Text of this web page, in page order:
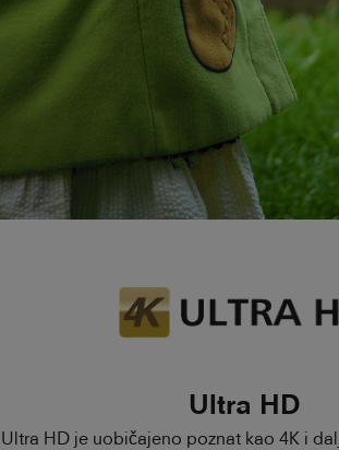
Ultra HD
Ultra HD je uobičajeno poznat kao 4K i